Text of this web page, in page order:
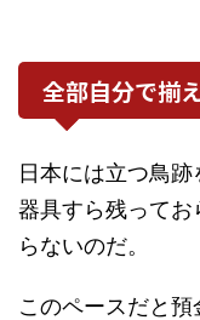
全部自分で揃
日本には立つ鳥
器具すら残って
らないのだ。
このペースだと預